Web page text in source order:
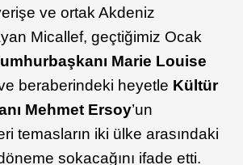
ve ortak Akdeniz
Micallef, geçtiğimiz Ocak
Marie Louise
beraberindeki heyetle Kültür
Mehmet Ersoy’un
temasların iki ülke arasındaki
sokacağını ifade etti.